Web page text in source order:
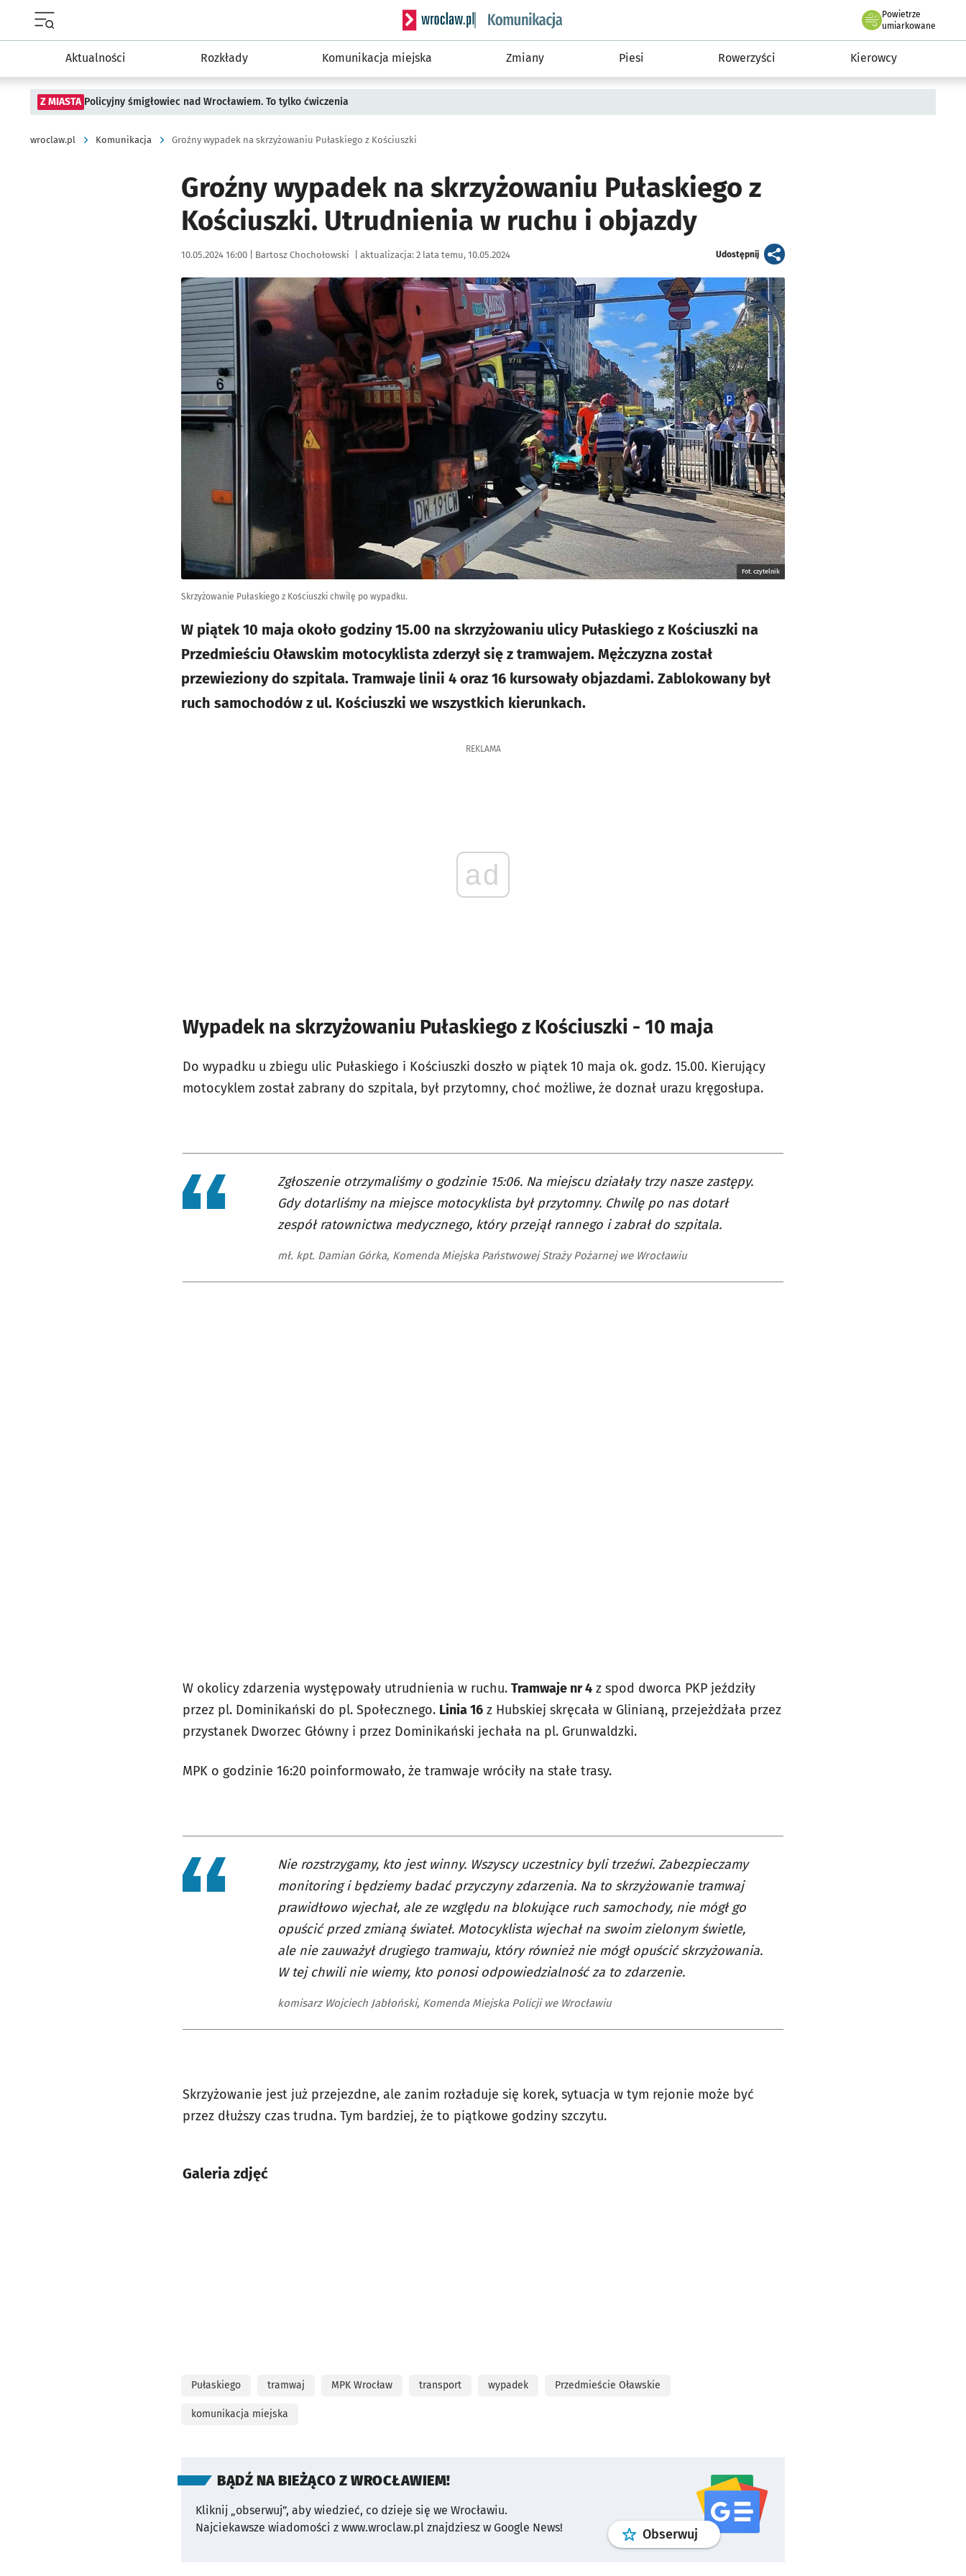
Serwis informacyjny wroclaw.pl podserwis: Komunikacja
Powietrze
we Wrocławiu
umiarkowane
Aktualności Rozkłady Komunikacja miejska Zmiany Piesi Rowerzyści Kierowcy
Z MIASTA Policyjny śmigłowiec nad Wrocławiem. To tylko ćwiczenia
wroclaw.pl Komunikacja Groźny wypadek na skrzyżowaniu Pułaskiego z Kościuszki
Groźny wypadek na skrzyżowaniu Pułaskiego z
Kościuszki. Utrudnienia w ruchu i objazdy
Data publikacji:
10.05.2024 16:00 | Autor:
Bartosz Chochołowski aktualizacja: 2 lata temu, 10.05.2024 Udostępnijartykuł
Kliknij, aby powiększyć
Fot. czytelnik
Skrzyżowanie Pułaskiego z Kościuszki chwilę po wypadku.
W piątek 10 maja około godziny 15.00 na skrzyżowaniu ulicy Pułaskiego z Kościuszki na
Przedmieściu Oławskim motocyklista zderzył się z tramwajem. Mężczyzna został
przewieziony do szpitala. Tramwaje linii 4 oraz 16 kursowały objazdami. Zablokowany był
ruch samochodów z ul. Kościuszki we wszystkich kierunkach.
REKLAMA
ad
Wypadek na skrzyżowaniu Pułaskiego z Kościuszki - 10 maja
Do wypadku u zbiegu ulic Pułaskiego i Kościuszki doszło w piątek 10 maja ok. godz. 15.00. Kierujący
motocyklem został zabrany do szpitala, był przytomny, choć możliwe, że doznał urazu kręgosłupa.
Zgłoszenie otrzymaliśmy o godzinie 15:06. Na miejscu działały trzy nasze zastępy.
Gdy dotarliśmy na miejsce motocyklista był przytomny. Chwilę po nas dotarł
zespół ratownictwa medycznego, który przejął rannego i zabrał do szpitala.
mł. kpt. Damian Górka, Komenda Miejska Państwowej Straży Pożarnej we Wrocławiu
W okolicy zdarzenia występowały utrudnienia w ruchu. Tramwaje nr 4 z spod dworca PKP jeździły
przez pl. Dominikański do pl. Społecznego. Linia 16 z Hubskiej skręcała w Glinianą, przejeżdżała przez
przystanek Dworzec Główny i przez Dominikański jechała na pl. Grunwaldzki.
MPK o godzinie 16:20 poinformowało, że tramwaje wróciły na stałe trasy.
Nie rozstrzygamy, kto jest winny. Wszyscy uczestnicy byli trzeźwi. Zabezpieczamy
monitoring i będziemy badać przyczyny zdarzenia. Na to skrzyżowanie tramwaj
prawidłowo wjechał, ale ze względu na blokujące ruch samochody, nie mógł go
opuścić przed zmianą świateł. Motocyklista wjechał na swoim zielonym świetle,
ale nie zauważył drugiego tramwaju, który również nie mógł opuścić skrzyżowania.
W tej chwili nie wiemy, kto ponosi odpowiedzialność za to zdarzenie.
komisarz Wojciech Jabłoński, Komenda Miejska Policji we Wrocławiu
Skrzyżowanie jest już przejezdne, ale zanim rozładuje się korek, sytuacja w tym rejonie może być
przez dłuższy czas trudna. Tym bardziej, że to piątkowe godziny szczytu.
Galeria zdjęć
Pułaskiego tramwaj MPK Wrocław transport wypadek Przedmieście Oławskie
komunikacja miejska
BĄDŹ NA BIEŻĄCO Z WROCŁAWIEM!
Kliknij „obserwuj”, aby wiedzieć, co dzieje się we Wrocławiu.
Najciekawsze wiadomości z www.wroclaw.pl znajdziesz w Google News!
Obserwuj profilgoogle news